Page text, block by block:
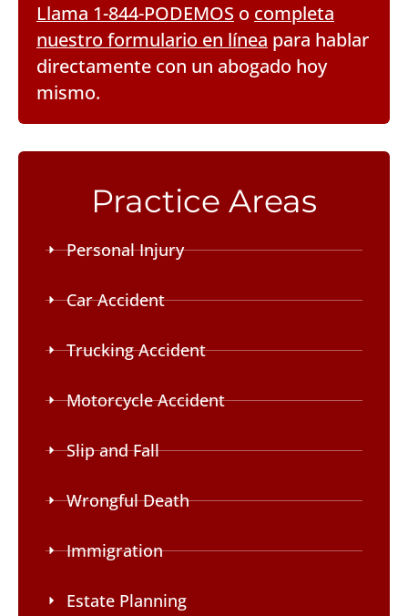
Llama 1-844-PODEMOS o completa
nuestro formulario en línea para hablar
directamente con un abogado hoy
mismo.
Practice Areas
Personal Injury
Car Accident
Trucking Accident
Motorcycle Accident
Slip and Fall
Wrongful Death
Immigration
Estate Planning